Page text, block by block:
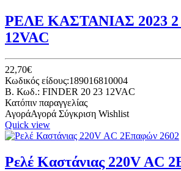
ΡΕΛΕ ΚΑΣΤΑΝΙΑΣ 2023
12VAC
22,70€
Κωδικός είδους:189016810004
B. Κωδ.: FINDER 20 23 12VAC
Κατόπιν παραγγελίας
ΑγοράΑγορά Σύγκριση Wishlist
Quick view
Ρελέ Καστάνιας 220V AC